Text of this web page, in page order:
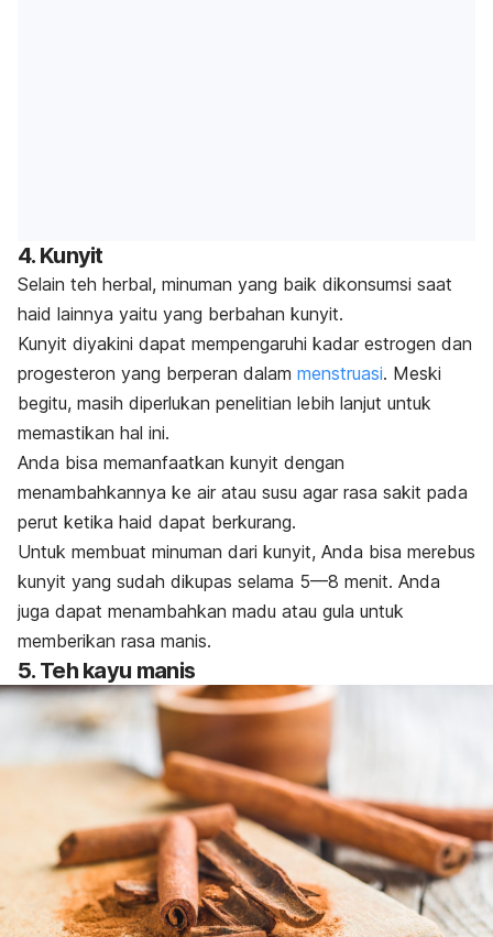
4. Kunyit
Selain teh herbal, minuman yang baik dikonsumsi saat
haid lainnya yaitu yang berbahan kunyit.
Kunyit diyakini dapat mempengaruhi kadar estrogen dan
progesteron yang berperan dalam menstruasi. Meski
begitu, masih diperlukan penelitian lebih lanjut untuk
memastikan hal ini.
Anda bisa memanfaatkan kunyit dengan
menambahkannya ke air atau susu agar rasa sakit pada
perut ketika haid dapat berkurang.
Untuk membuat minuman dari kunyit, Anda bisa merebus
kunyit yang sudah dikupas selama 5—8 menit. Anda
juga dapat menambahkan madu atau gula untuk
memberikan rasa manis.
5. Teh kayu manis